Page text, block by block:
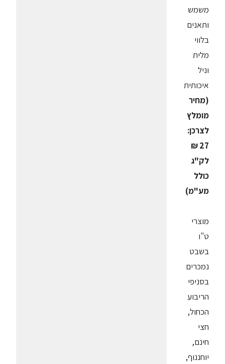
משמש
ותאנים
בלווי
מלית
וניל
איכותית
(מחיר
מומלץ
לצרכן:
27 ₪
לק"ג
כולל
מע"מ)
מוצרי
ט"ו
בשבט
נמכרים
בסניפי
הריבוע
הכחול,
חצי
חינם,
יוחננוף,